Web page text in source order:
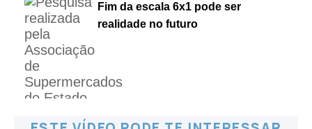
Fim da escala 6x1 pode ser
realidade no futuro